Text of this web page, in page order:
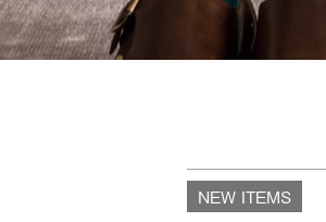
NEW ITEMS